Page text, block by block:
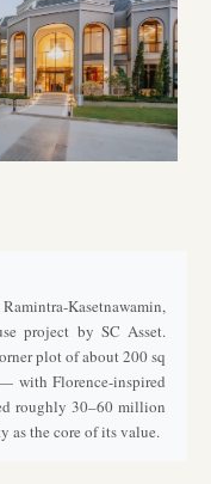
Kasetnawamin,
project by SC Asset.
plot of about 200 sq
with Florence-inspired
roughly 30–60 million
as the core of its value.